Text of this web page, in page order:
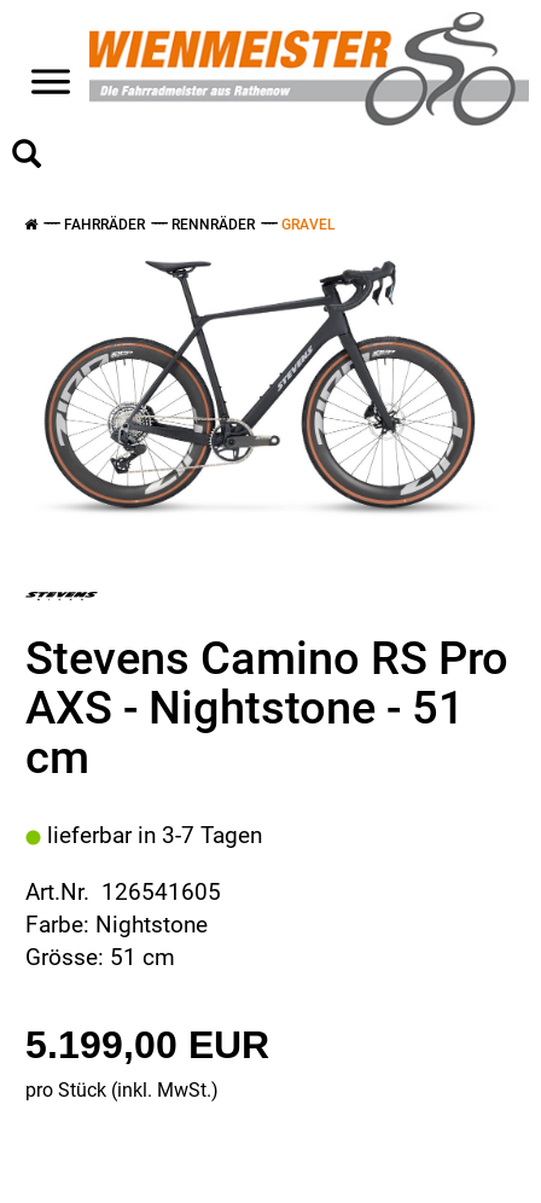
FAHRRÄDER RENNRÄDER GRAVEL
Stevens Camino RS Pro
AXS - Nightstone - 51
cm
lieferbar in 3-7 Tagen
Art.Nr. 126541605
Farbe: Nightstone
Grösse: 51 cm
5.199,00 EUR
pro Stück (inkl. MwSt.)